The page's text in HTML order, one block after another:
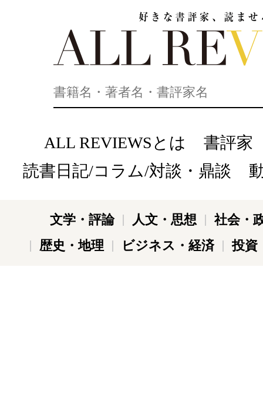
ALL REVIEWSとは
書評家
読書日記/コラム/対談・鼎談
文学・評論 人文・思想
社会・
歴史・地理
ビジネス・経済 投資